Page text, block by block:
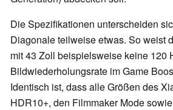
Die Spezifikationen unterscheiden
Diagonale teilweise etwas. So weist
mit 43 Zoll beispielsweise keine 120
Bildwiederholungsrate im Game
Identisch ist, dass alle Größen des
HDR10+, den Filmmaker Mode